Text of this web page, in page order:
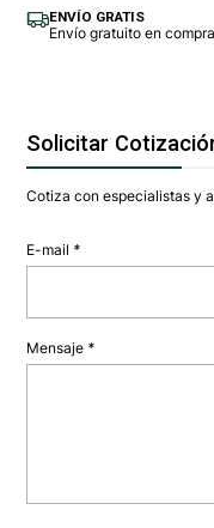
ENVÍO GRATIS
Envío gratuito en
Solicitar
Cotiza con especialistas y
E-mail *
Mensaje *